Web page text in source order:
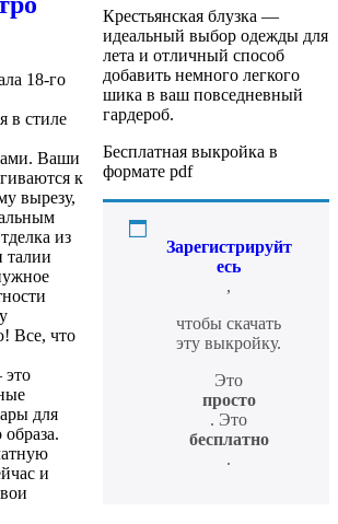
18-го
в стиле
Ваши
к
вырезу,
из
талии
Все, что
для
и
Крестьянская блузка —
идеальный выбор одежды для
лета и отличный способ
добавить немного легкого
шика в ваш повседневный
гардероб.
Бесплатная выкройка в
формате pdf
Зарегистрируйт
есь
,
чтобы скачать
эту выкройку.
Это
просто
. Это
бесплатно
.